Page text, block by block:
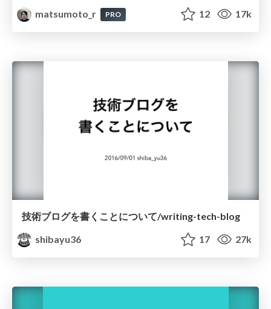
matsumoto_r PRO 12 17k
技術ブログを書くことについて/writing-tech-blog
shibayu36
17 27k